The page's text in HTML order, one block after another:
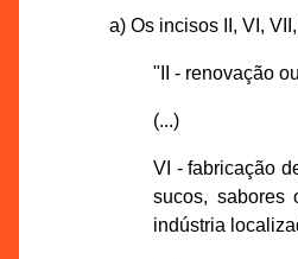
a) Os incisos II, VI,
"II - renovação
(...)
VI - fabricação
sucos, sabores
indústria